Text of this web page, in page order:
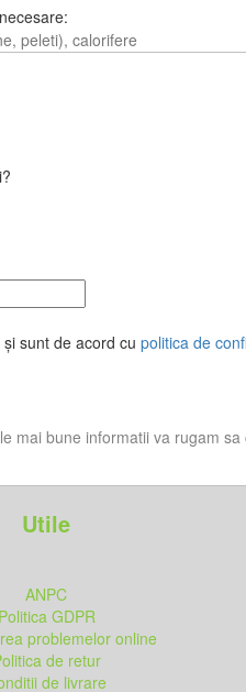
sunt de acord cu politica de
mai bune informatii va rugam
Utile
ANPC
Politica GDPR
problemelor online
de retur
de livrare